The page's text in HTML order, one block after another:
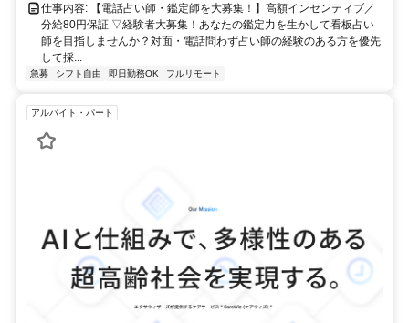
仕事内容: 【電話占い師・鑑定師を大募集！】高額インセンティブ／
分給80円保証 ▽経験者大募集！あなたの鑑定力を生かして看板占い
師を目指しませんか？対面・電話問わず占い師の経験のある方を優先
して採...
急募 シフト自由 即日勤務OK フルリモート
アルバイト・パート